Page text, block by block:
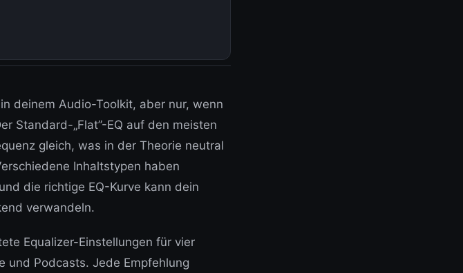
deinem Audio-Toolkit, aber nur, wenn
Standard-„Flat”-EQ auf den meisten
gleich, was in der Theorie neutral
Inhaltstypen haben
die richtige EQ-Kurve kann dein
verwandeln.
Equalizer-Einstellungen für vier
und Podcasts. Jede Empfehlung